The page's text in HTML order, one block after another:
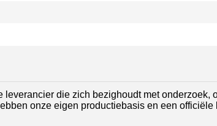
leverancier die zich bezighoudt met onderzoek,
onze eigen productiebasis en een officiële